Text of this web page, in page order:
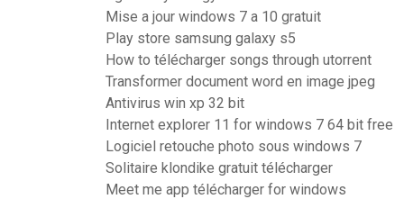
Mise a jour windows 7 a 10 gratuit
Play store samsung galaxy s5
How to télécharger songs through utorrent
Transformer document word en image jpeg
Antivirus win xp 32 bit
Internet explorer 11 for windows 7 64 bit free
Logiciel retouche photo sous windows 7
Solitaire klondike gratuit télécharger
Meet me app télécharger for windows